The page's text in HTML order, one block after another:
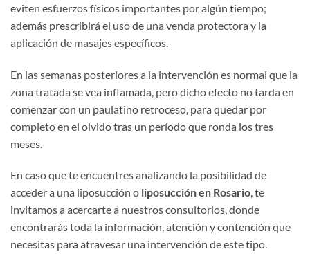
eviten esfuerzos físicos importantes por algún tiempo;
además prescribirá el uso de una venda protectora y la
aplicación de masajes específicos.
En las semanas posteriores a la intervención es normal que la
zona tratada se vea inflamada, pero dicho efecto no tarda en
comenzar con un paulatino retroceso, para quedar por
completo en el olvido tras un período que ronda los tres
meses.
En caso que te encuentres analizando la posibilidad de
acceder a una liposucción o liposucción en Rosario, te
invitamos a acercarte a nuestros consultorios, donde
encontrarás toda la información, atención y contención que
necesitas para atravesar una intervención de este tipo.